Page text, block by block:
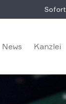
News Kanzlei